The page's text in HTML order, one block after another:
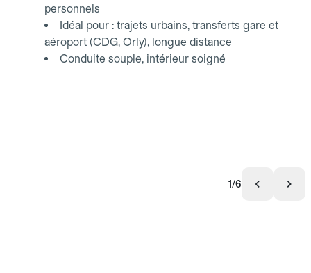
personnels
Idéal pour : trajets urbains, transferts gare et
aéroport (CDG, Orly), longue distance
Conduite souple, intérieur soigné
1/6